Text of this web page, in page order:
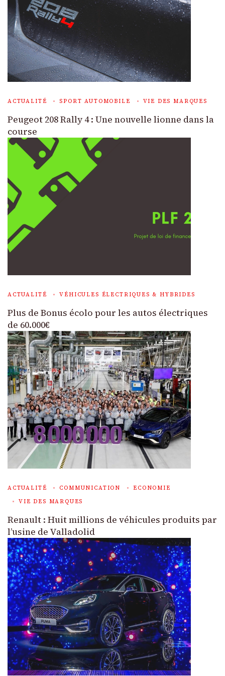
ACTUALITÉ SPORT AUTOMOBILE VIE DES MARQUES
Peugeot 208 Rally 4 : Une nouvelle lionne dans la
course
ACTUALITÉ VÉHICULES ÉLECTRIQUES & HYBRIDES
Plus de Bonus écolo pour les autos électriques
de 60.000€
ACTUALITÉ COMMUNICATION
ECONOMIE
VIE DES MARQUES
Renault : Huit millions de véhicules produits par
l’usine de Valladolid